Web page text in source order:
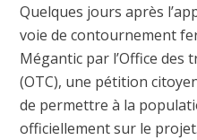
Quelques jours après
voie de contournement
Mégantic par l’Office des
(OTC), une pétition
de permettre à la
officiellement sur le